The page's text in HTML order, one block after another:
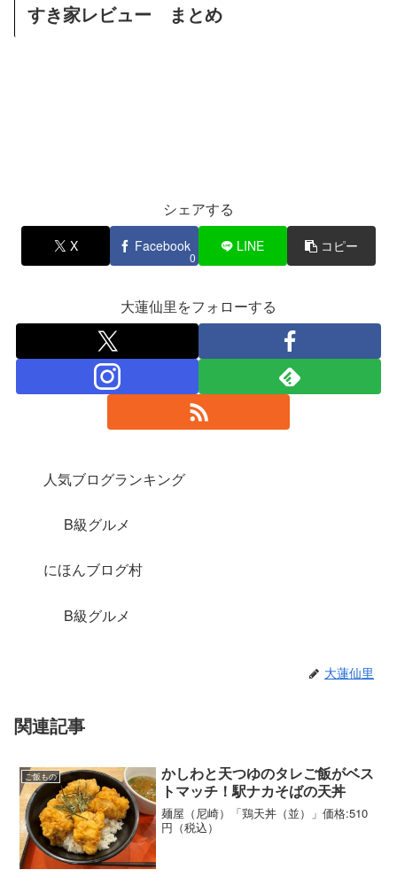
すき家レビュー まとめ
シェアする
X Facebook
0
LINE コピー
大蓮仙里をフォローする
人気ブログランキング
B級グルメ
にほんブログ村
B級グルメ
大蓮仙里
関連記事
ご飯もの
かしわと天つゆのタレご飯がベス
トマッチ！駅ナカそばの天丼
麺屋（尼崎）「鶏天丼（並）」価格:510
円（税込）